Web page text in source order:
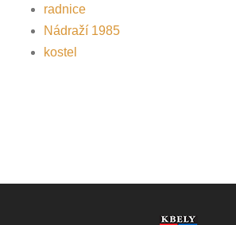
radnice
Nádraží 1985
kostel